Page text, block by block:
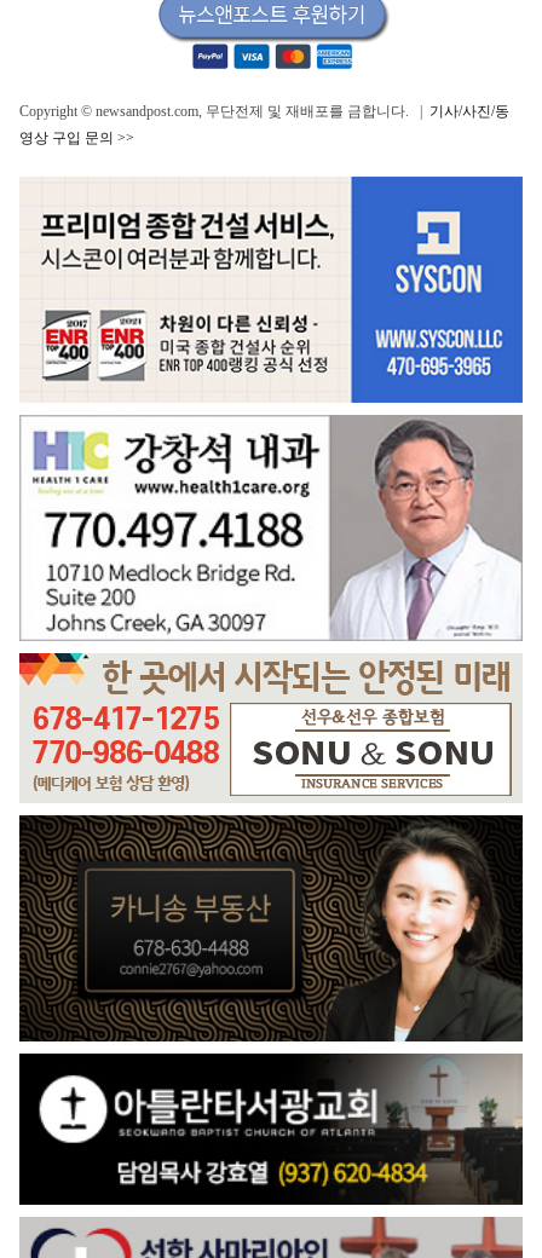
Copyright © newsandpost.com, 무단전제 및 재배포를 금합니다. | 기사/사진/동
영상 구입 문의 >>